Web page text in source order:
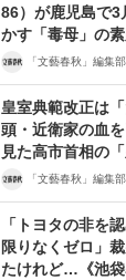
86）が鹿児島で
かす「毒母」の
「文藝春秋」編集部
皇室典範改正は
頭・近衛家の血
見た高市首相の
「文藝春秋」編集部
「トヨタの非を
限りなくゼロ」
たけれど…《池